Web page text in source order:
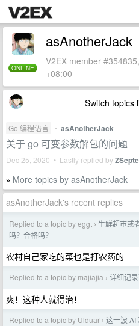
ONLINE
asAnotherJack
V2EX member
+08:00
Switch topics
Go 编程语言 • asAnotherJack
关于 go 可变参数解包的问题
Dec 25, 2020 • Lastly replied by
» More topics by asAnotherJack
asAnotherJack's recent replies
Replied to a topic by eggt › 生鲜超市或
吗？合格吗？
农村自己家吃的菜也是打农药的
Replied to a topic by majiajia › 详细记
爽！这种人就得治！
Replied to a topic by Ulduar › 这一波 AI